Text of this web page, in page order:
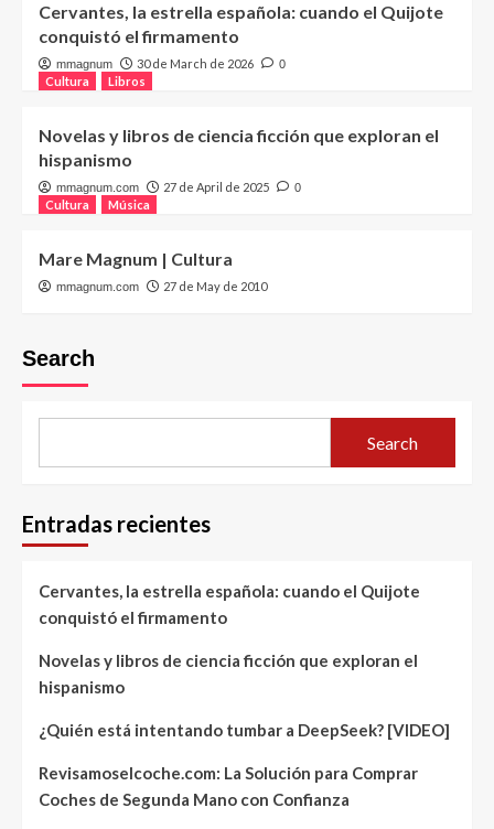
Cervantes, la estrella española: cuando el Quijote
conquistó el firmamento
mmagnum 30 de March de 2026 0
Cultura Libros
Novelas y libros de ciencia ficción que exploran el
hispanismo
mmagnum.com 27 de April de 2025 0
Cultura Música
Mare Magnum | Cultura
mmagnum.com 27 de May de 2010
Search
Search
Entradas recientes
Cervantes, la estrella española: cuando el Quijote
conquistó el firmamento
Novelas y libros de ciencia ficción que exploran el
hispanismo
¿Quién está intentando tumbar a DeepSeek? [VIDEO]
Revisamoselcoche.com: La Solución para Comprar
Coches de Segunda Mano con Confianza